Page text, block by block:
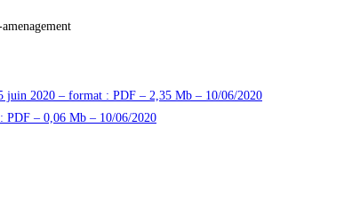
juin 2020 – format : PDF – 2,35 Mb – 10/06/2020
PDF – 0,06 Mb – 10/06/2020